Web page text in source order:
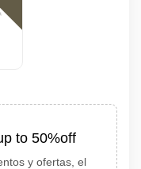
to 50%off
y ofertas, el